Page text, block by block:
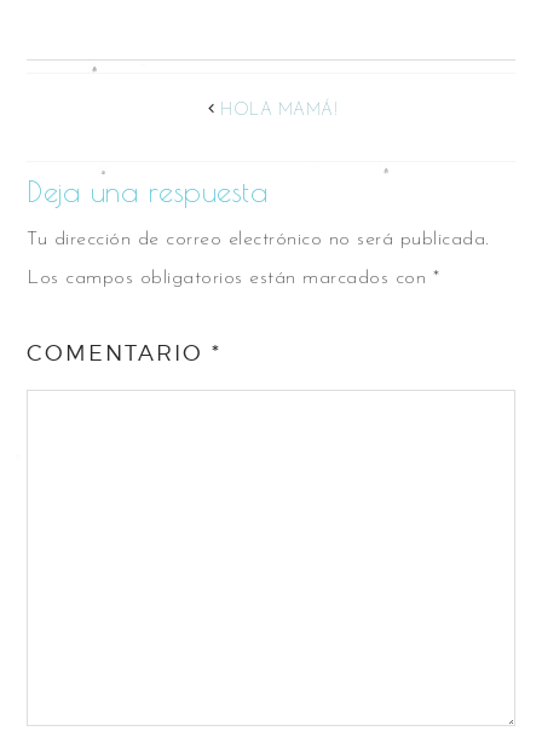
HOLA MAMÁ!
Deja una respuesta
Tu dirección de correo electrónico no será publicada.
Los campos obligatorios están marcados con *
COMENTARIO*